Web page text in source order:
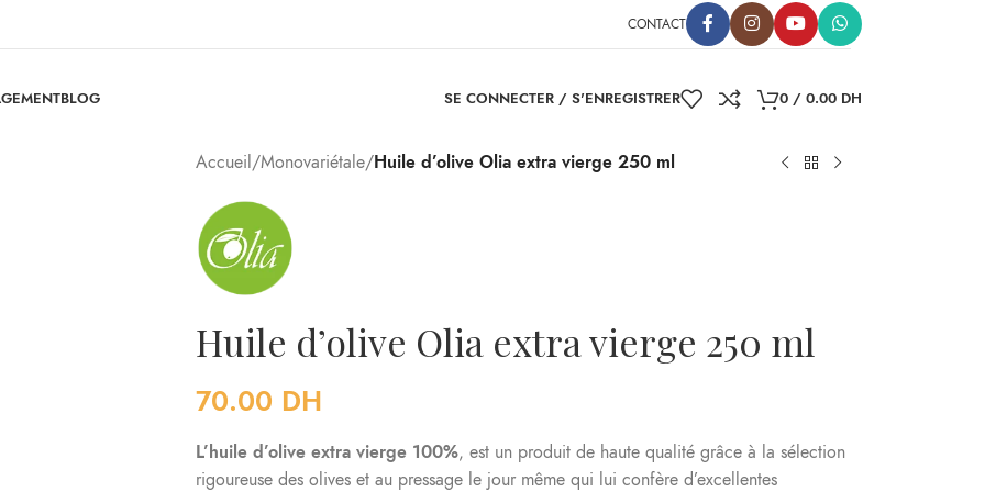
CONTACT
BLOG SE CONNECTER / S'ENREGISTRER 0 / 0.00 DH
Accueil/Monovariétale/Huile d’olive Olia extra vierge 250 ml
Huile d’olive Olia extra vierge 250 ml
70.00 DH
L’huile d’olive extra vierge 100%, est un produit de haute qualité grâce à la sélection
rigoureuse des olives et au pressage le jour même qui lui confère d’excellentes